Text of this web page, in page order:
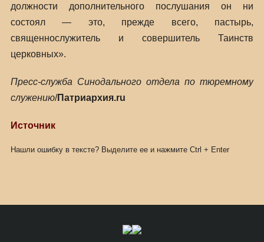
должности дополнительного послушания он ни
состоял — это, прежде всего, пастырь,
священнослужитель и совершитель Таинств
церковных».
Пресс-служба Синодального отдела по тюремному
служению/Патриархия.ru
Источник
Нашли ошибку в тексте? Выделите ее и нажмите Ctrl + Enter